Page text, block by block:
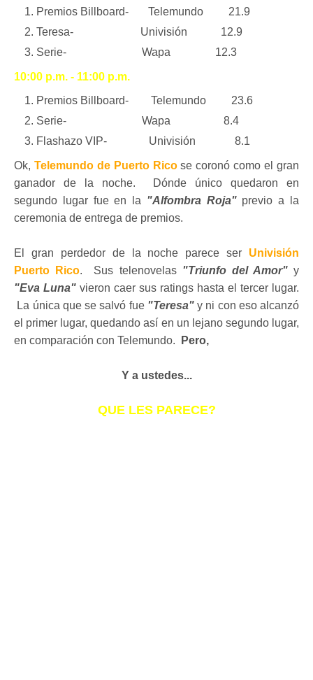
Premios Billboard- Telemundo 21.9
Teresa- Univisión 12.9
Serie- Wapa 12.3
10:00 p.m. - 11:00 p.m.
Premios Billboard- Telemundo 23.6
Serie- Wapa 8.4
Flashazo VIP- Univisión 8.1
Ok, Telemundo de Puerto Ricose coronó como el gran
ganador de la noche. Dónde único quedaron en
segundo lugar fue en la "Alfombra Roja"previo a la
ceremonia de entrega de premios.
El gran perdedor de la noche parece ser Univisión
Puerto Rico. Sus telenovelas "Triunfo del Amor"y
"Eva Luna" vieron caer sus ratings hasta el tercer lugar.
La única que se salvó fue "Teresa"y ni con eso alcanzó
el primer lugar, quedando así en un lejano segundo lugar,
en comparación con Telemundo.
Pero,
Y a ustedes...
QUE LES PARECE?